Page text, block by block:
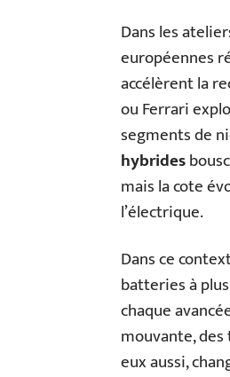
Dans les
européennes
accélèrent la
ou Ferrari
segments de
hybrides
mais la cote
l’électrique.
Dans ce
batteries à
chaque
mouvante,
eux aussi,